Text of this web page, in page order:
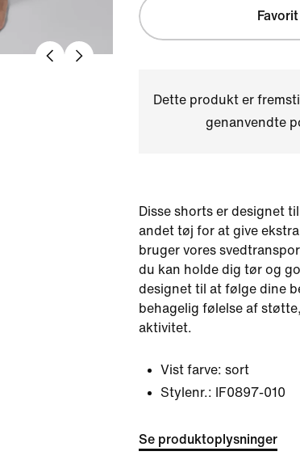
Favorit
Dette produkt er
genanvendte
Disse shorts er designet
andet tøj for at give
bruger vores
du kan holde dig tør og
designet til at følge dine
behagelig følelse af
aktivitet.
Vist farve: sort
Stylenr.:
IF0897-010
Se produktoplysninger